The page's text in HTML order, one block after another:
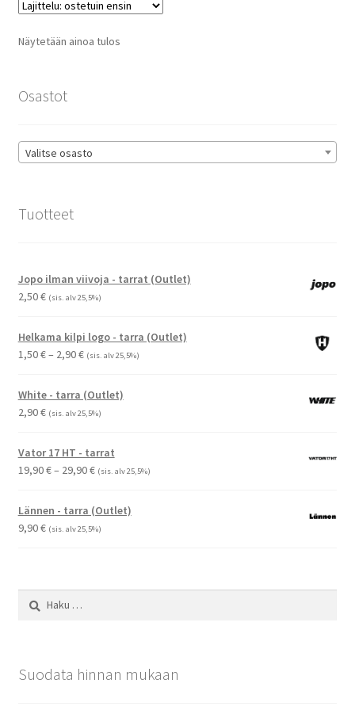
Näytetään ainoa tulos
Osastot
Valitse osasto
Tuotteet
Jopo ilman viivoja - tarrat (Outlet)
2,50€ (sis. alv 25,5%)
Helkama kilpi logo - tarra (Outlet)
1,50€– 2,90€Hintaluokka:
-
2,90 €
(sis. alv 25,5%)
White - tarra (Outlet)
2,90€ (sis. alv 25,5%)
Vator 17 HT - tarrat
19,90€– 29,90€Hintaluokka:
-
29,90 €
(sis. alv 25,5%)
Lännen - tarra (Outlet)
9,90€ (sis. alv 25,5%)
Suodata hinnan mukaan